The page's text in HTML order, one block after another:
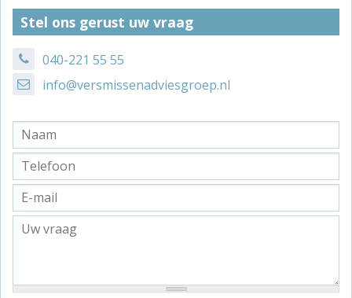
Stel ons gerust uw vraag
040-221 55 55
info@versmissenadviesgroep.nl